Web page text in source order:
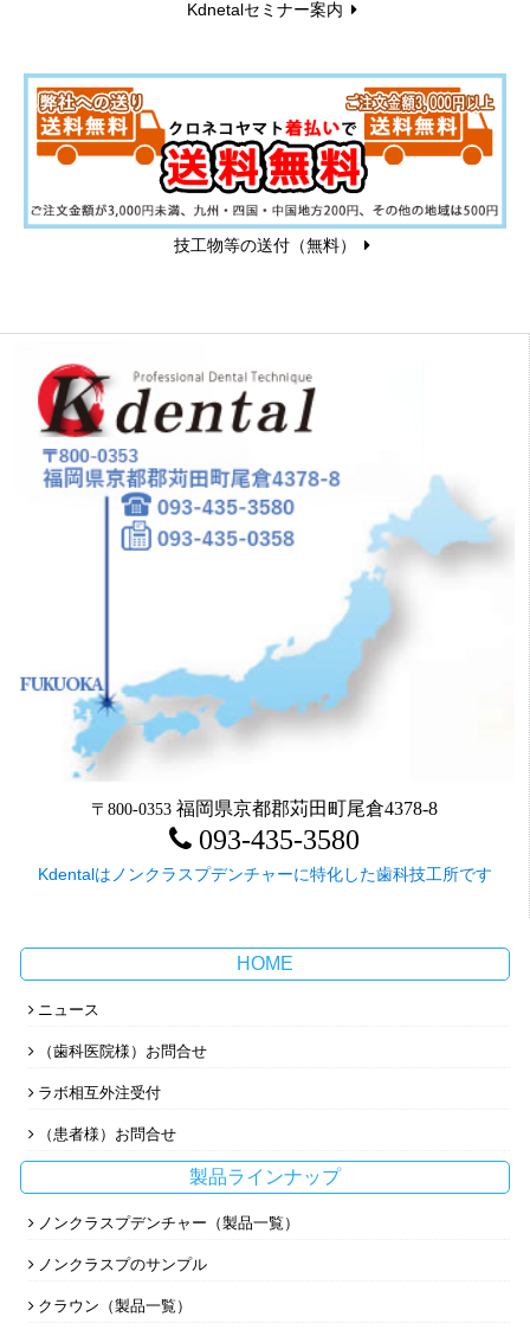
Kdnetalセミナー案内
技工物等の送付（無料）
〒800-0353 福岡県京都郡苅田町尾倉4378-8
093-435-3580
Kdentalはノンクラスプデンチャーに特化した歯科技工所です
HOME
ニュース
（歯科医院様）お問合せ
ラボ相互外注受付
（患者様）お問合せ
製品ラインナップ
ノンクラスプデンチャー（製品一覧）
ノンクラスプのサンプル
クラウン（製品一覧）